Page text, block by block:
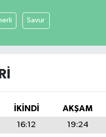
Savur
İKINDI AKŞAM
16:12 19:24